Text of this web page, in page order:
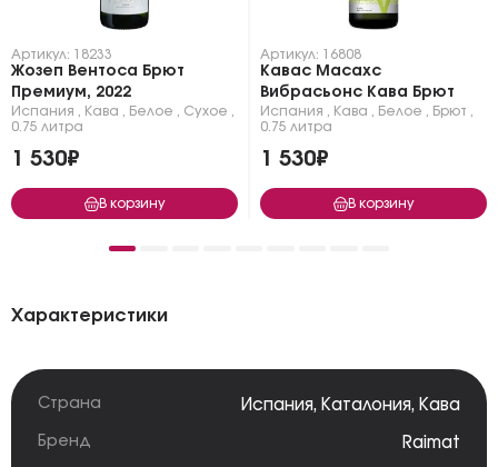
Артикул: 18233
Жозеп Вентоса Брют
Премиум, 2022
Испания Кава Белое Сухое
0.75 литра
1 530₽
В корзину
Артикул: 16808
Кавас Масахс
Вибрасьонс Кава Брют
Испания Кава Белое Брют
0.75 литра
1 530₽
В корзину
Характеристики
Страна Испания, Каталония, Кава
Бренд Raimat